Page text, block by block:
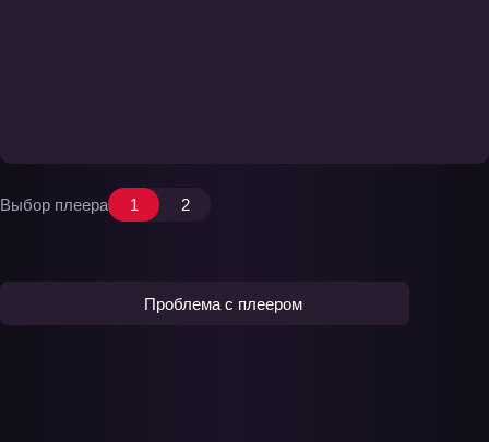
Выбор плеера 1 2
Проблема с плеером